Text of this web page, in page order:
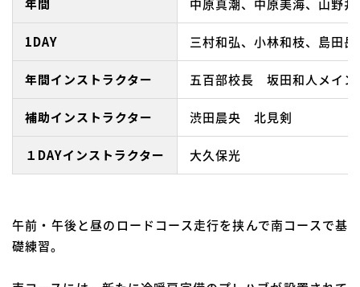
年間 中原真潮、中原美海、山野
1DAY 三村和弘、小林和枝、島田
年間インストラクター 五百部校長 坂田和人メイ
補助インストラクター 渋田晨央 北見剣
１DAYインストラクター 大久保光
午前・午後と昼のロードコース走行を挟んで南コースで基
礎練習。